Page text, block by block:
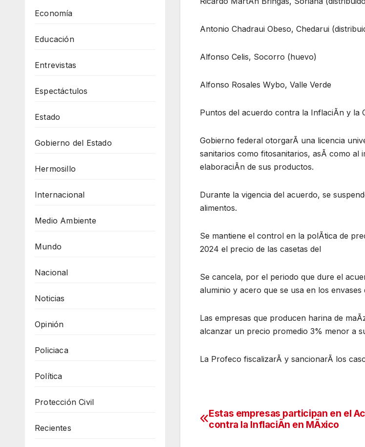
Economía
Educación
Entrevistas
Espectáctulos
Estado
Gobierno del Estado
Hermosillo
Internacional
Medio Ambiente
Mundo
Nacional
Noticias
Opinión
Policiaca
Política
Protección Civil
Recientes
Antonio Chadraui Obeso, Chedarui
Alfonso Celis, Socorro (huevo)
Alfonso Rosales Wybo, Valle Verde
Puntos del acuerdo contra la InflaciÃn y la
Gobierno federal otorgarÃ una licencia
sanitarios como fitosanitarios, asÃ como al
elaboraciÃn de sus productos.
Durante la vigencia del acuerdo, se
alimentos.
Se mantiene el control en la polÃtica de
2024 el precio de las casetas del
Se cancela, por el periodo que dure el
aluminio y acero que se usa en los envases
Las empresas que producen harina de
alcanzar un precio promedio 3% menor a
La Profeco fiscalizarÃ y sancionarÃ los
Navegación
Estas empresas participan en el
contra la InflaciÃn en MÃxico